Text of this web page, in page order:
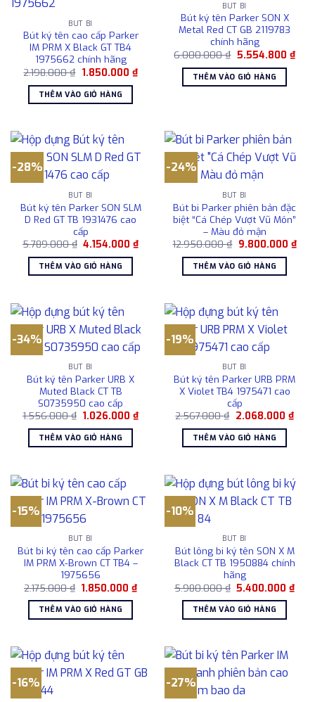
BÚT BI
Bút ký tên cao cấp Parker
IM PRM X Black GT TB4
1975662 chính hãng
2.198.000₫ Giá
là:
2.198.000 ₫.
1.850.000 ₫Giá
hiện
THÊM VÀO GIỎ HÀNG
BÚT BI
Bút ký tên Parker SON X
Metal Red CT GB 2119783
chính hãng
6.000.000₫ Giá
là:
6.000.000 ₫.
5.554.800 ₫Giá
hiện
THÊM VÀO GIỎ HÀNG
-28%
BÚT BI
Bút ký tên Parker SON SLM
D Red GT TB 1931476 cao
cấp
5.789.000₫ Giá
là:
5.789.000 ₫.
4.154.000₫Giá
hiện
4.154.000 ₫.
THÊM VÀO GIỎ HÀNG
-24%
BÚT BI
Bút bi Parker phiên bản đặc
biệt “Cá Chép Vượt Vũ Môn”
– Màu đỏ mận
12.950.000₫ Giá
là:
12.950.000 ₫.
9.800.000 ₫Giá
hiện
THÊM VÀO GIỎ HÀNG
-34%
BÚT BI
Bút ký tên Parker URB X
Muted Black CT TB
S0735950 cao cấp
1.556.000₫ Giá
là:
1.556.000 ₫.
1.026.000₫Giá
hiện
1.026.000 ₫.
THÊM VÀO GIỎ HÀNG
-19%
BÚT BI
Bút ký tên Parker URB PRM
X Violet TB4 1975471 cao
cấp
2.567.000₫ Giá
là:
2.567.000 ₫.
2.068.000 ₫Giá
hiện
THÊM VÀO GIỎ HÀNG
-15%
BÚT BI
Bút bi ký tên cao cấp Parker
IM PRM X-Brown CT TB4 –
1975656
2.175.000₫ Giá
là:
2.175.000 ₫.
1.850.000₫Giá
hiện
1.850.000 ₫.
THÊM VÀO GIỎ HÀNG
-10%
BÚT BI
Bút lông bi ký tên SON X M
Black CT TB 1950884 chính
hãng
5.980.000₫ Giá
là:
5.980.000 ₫.
5.400.000₫Giá
hiện
THÊM VÀO GIỎ HÀNG
-16% -27%